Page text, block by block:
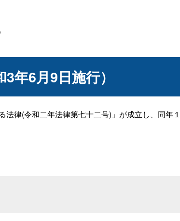
年6月9日施行）
律(令和二年法律第七十二号)」が成立し、同年